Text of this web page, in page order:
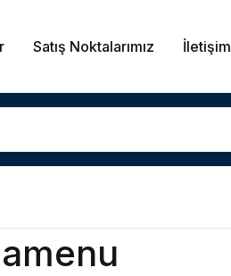
Satış Noktalarımız İletişim